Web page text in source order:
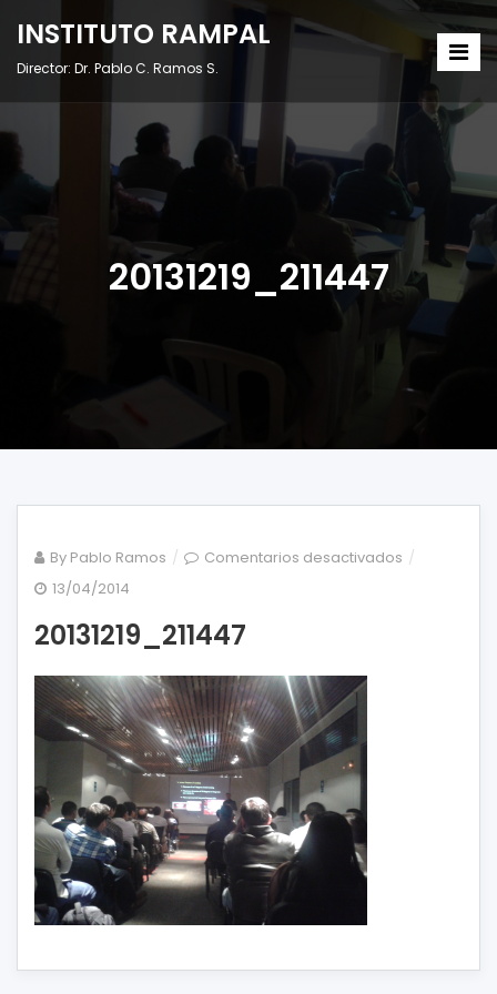
INSTITUTO RAMPAL
Director: Dr. Pablo C. Ramos S.
20131219_211447
By Pablo Ramos Comentarios desactivados en
13/04/2014
20131219_211447